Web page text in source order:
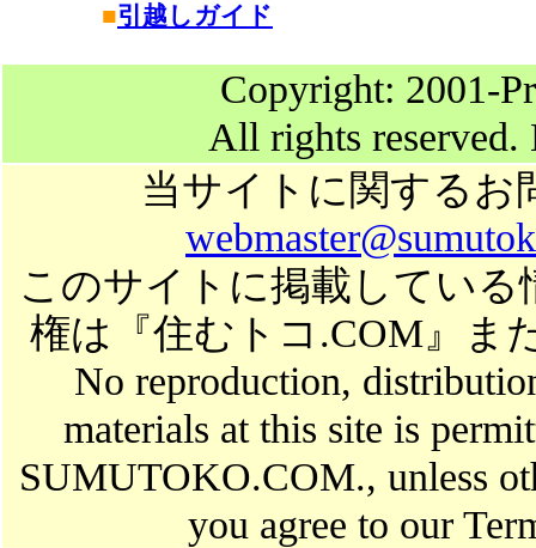
■引越しガイド
Copyright: 2001-
All rights
当サイトに関するお
このサイトに掲載してい
権は『住むトコ.COM』ま
No reproduction,
materials at this site is
SUMUTOKO.COM., unless
you agree to our